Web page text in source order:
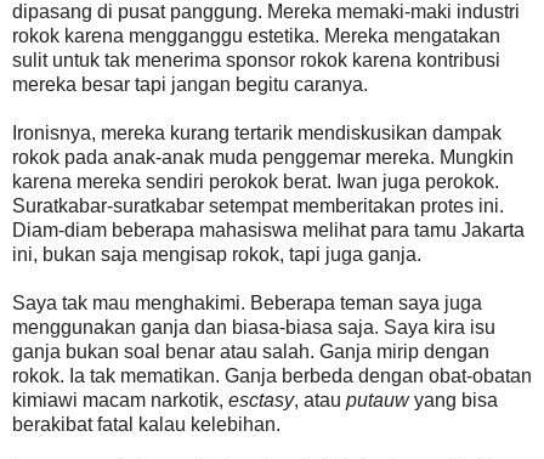
dipasang di pusat panggung. Mereka memaki-maki industri
rokok karena mengganggu estetika. Mereka mengatakan
sulit untuk tak menerima sponsor rokok karena kontribusi
mereka besar tapi jangan begitu caranya.
Ironisnya, mereka kurang tertarik mendiskusikan dampak
rokok pada anak-anak muda penggemar mereka. Mungkin
karena mereka sendiri perokok berat. Iwan juga perokok.
Suratkabar-suratkabar setempat memberitakan protes ini.
Diam-diam beberapa mahasiswa melihat para tamu Jakarta
ini, bukan saja mengisap rokok, tapi juga ganja.
Saya tak mau menghakimi. Beberapa teman saya juga
menggunakan ganja dan biasa-biasa saja. Saya kira isu
ganja bukan soal benar atau salah. Ganja mirip dengan
rokok. Ia tak mematikan. Ganja berbeda dengan obat-obatan
kimiawi macam narkotik, esctasy, atau putauwyang bisa
berakibat fatal kalau kelebihan.